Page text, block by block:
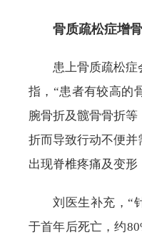
骨质疏松症增
患上骨质疏松症
指，“患者有较高的
腕骨折及髋骨骨折
折而导致行动不便
出现脊椎疼痛及变
刘医生补充，“
于首年后死亡，约